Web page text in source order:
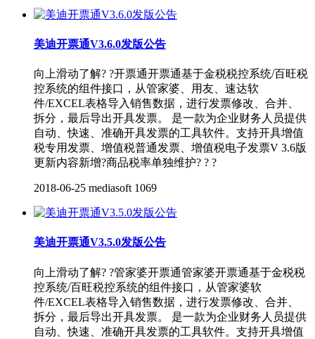
美迪开票通V3.6.0发版公告
向上滑动了解? ?开票通开票通基于金税税控系统/百旺税
控系统的组件接口，从管家婆、用友、速达软
件/EXCEL表格导入销售数据，进行发票修改、合并、
拆分，最后导出开具发票。 是一款为企业财务人员提供
自动、快速、准确开具发票的工具软件。支持开具增值
税专用发票、增值税普通发票、增值税电子发票V 3.6版
更新内容新增?商品税率单独维护? ? ?
2018-06-25 mediasoft 1069
美迪开票通V3.5.0发版公告
向上滑动了解? ?管家婆开票通管家婆开票通基于金税税
控系统/百旺税控系统的组件接口，从管家婆软
件/EXCEL表格导入销售数据，进行发票修改、合并、
拆分，最后导出开具发票。 是一款为企业财务人员提供
自动、快速、准确开具发票的工具软件。支持开具增值